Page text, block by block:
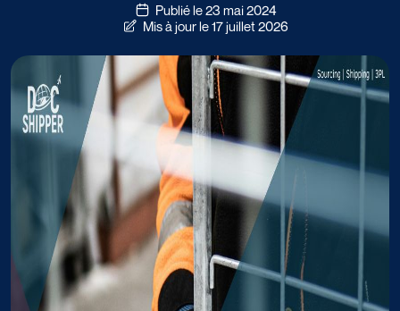
Publié le 23 mai 2024
Mis à jour le 17 juillet 2026